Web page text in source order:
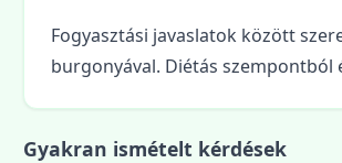
Fogyasztási javaslatok között
burgonyával. Diétás
Gyakran ismételt kérdések